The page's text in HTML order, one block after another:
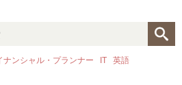
ナンシャル・プランナー IT 英語